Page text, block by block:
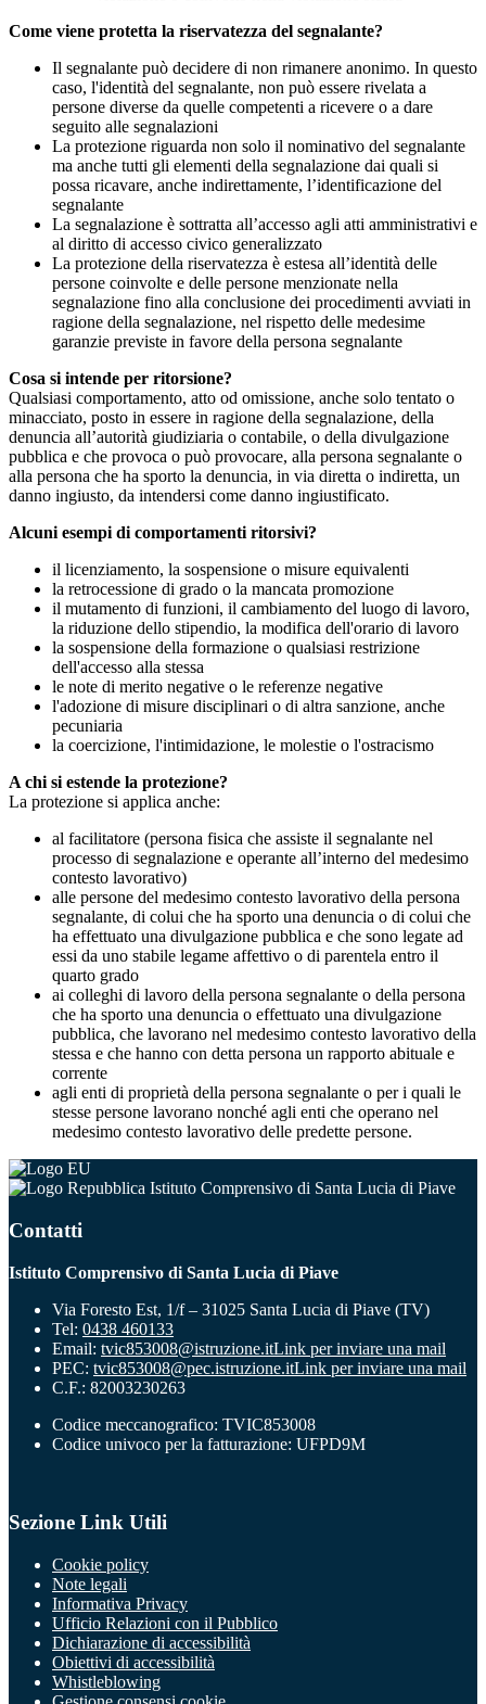
Come viene protetta la riservatezza del segnalante?
Il segnalante può decidere di non rimanere anonimo. In questo
caso, l'identità del segnalante, non può essere rivelata a
persone diverse da quelle competenti a ricevere o a dare
seguito alle segnalazioni
La protezione riguarda non solo il nominativo del segnalante
ma anche tutti gli elementi della segnalazione dai quali si
possa ricavare, anche indirettamente, l’identificazione del
segnalante
La segnalazione è sottratta all’accesso agli atti amministrativi e
al diritto di accesso civico generalizzato
La protezione della riservatezza è estesa all’identità delle
persone coinvolte e delle persone menzionate nella
segnalazione fino alla conclusione dei procedimenti avviati in
ragione della segnalazione, nel rispetto delle medesime
garanzie previste in favore della persona segnalante
Cosa si intende per ritorsione?
Qualsiasi comportamento, atto od omissione, anche solo tentato o
minacciato, posto in essere in ragione della segnalazione, della
denuncia all’autorità giudiziaria o contabile, o della divulgazione
pubblica e che provoca o può provocare, alla persona segnalante o
alla persona che ha sporto la denuncia, in via diretta o indiretta, un
danno ingiusto, da intendersi come danno ingiustificato.
Alcuni esempi di comportamenti ritorsivi?
il licenziamento, la sospensione o misure equivalenti
la retrocessione di grado o la mancata promozione
il mutamento di funzioni, il cambiamento del luogo di lavoro,
la riduzione dello stipendio, la modifica dell'orario di lavoro
la sospensione della formazione o qualsiasi restrizione
dell'accesso alla stessa
le note di merito negative o le referenze negative
l'adozione di misure disciplinari o di altra sanzione, anche
pecuniaria
la coercizione, l'intimidazione, le molestie o l'ostracismo
A chi si estende la protezione?
La protezione si applica anche:
al facilitatore (persona fisica che assiste il segnalante nel
processo di segnalazione e operante all’interno del medesimo
contesto lavorativo)
alle persone del medesimo contesto lavorativo della persona
segnalante, di colui che ha sporto una denuncia o di colui che
ha effettuato una divulgazione pubblica e che sono legate ad
essi da uno stabile legame affettivo o di parentela entro il
quarto grado
ai colleghi di lavoro della persona segnalante o della persona
che ha sporto una denuncia o effettuato una divulgazione
pubblica, che lavorano nel medesimo contesto lavorativo della
stessa e che hanno con detta persona un rapporto abituale e
corrente
agli enti di proprietà della persona segnalante o per i quali le
stesse persone lavorano nonché agli enti che operano nel
medesimo contesto lavorativo delle predette persone.
Istituto Comprensivo di Santa Lucia di Piave
Contatti
Istituto Comprensivo di Santa Lucia di Piave
Via Foresto Est, 1/f – 31025 Santa Lucia di Piave (TV)
Tel: 0438 460133
Email: tvic853008@istruzione.itLink per inviare una mail
PEC: tvic853008@pec.istruzione.itLink per inviare una mail
C.F.: 82003230263
Codice meccanografico: TVIC853008
Codice univoco per la fatturazione: UFPD9M
Sezione Link Utili
Cookie policy
Note legali
Informativa Privacy
Ufficio Relazioni con il Pubblico
Dichiarazione di accessibilità
Obiettivi di accessibilità
Whistleblowing